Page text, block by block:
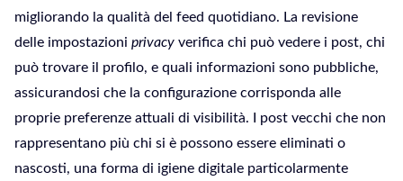
migliorando la qualità del feed quotidiano. La revisione
delle impostazioni privacy verifica chi può vedere i post, chi
può trovare il profilo, e quali informazioni sono pubbliche,
assicurandosi che la configurazione corrisponda alle
proprie preferenze attuali di visibilità. I post vecchi che non
rappresentano più chi si è possono essere eliminati o
nascosti, una forma di igiene digitale particolarmente